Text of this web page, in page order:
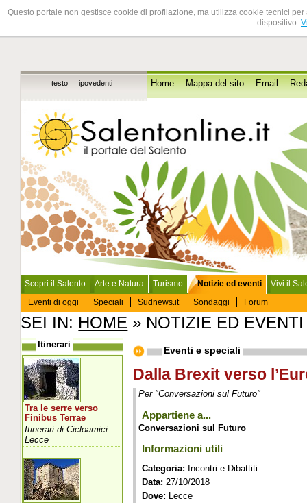
Questo portale non gestisce cookie di profilazione, ma utilizza cookie tecnici
dispositivo.
testo ipovedenti Home Mappa del sito Email
Scopri il Salento Arte e Natura Turismo
Notizie ed eventi
Eventi di oggi
Speciali Sudnews.it Sondaggi Forum
Vivi il
SEI IN: HOME » NOTIZIE ED
Eventi e speciali
Dalla Brexit verso
Per "Conversazioni sul Futuro"
Appartiene a...
Conversazioni sul Futuro
Informazioni utili
Categoria: Incontri e Dibattiti
Data: 27/10/2018
Dove: Lecce
Itinerari
Tra le serre verso
Finibus Terrae
Itinerari di Cicloamici
Lecce